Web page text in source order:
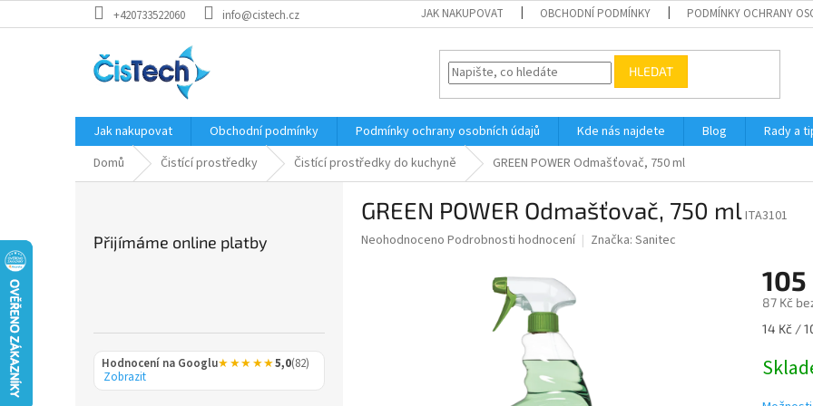
na
+420733522060 info@cistech.cz JAK NAKUPOVAT OBCHODNÍ PODMÍNKY PODMÍNKY OCHRANY
HLEDAT
Jak nakupovat Obchodní podmínky Podmínky ochrany osobních údajů Kde nás najdete Blog Rady a
Domů
Čistící prostředky Čistící prostředky do kuchyně GREEN POWER Odmašťovač, 750 ml
Přijímáme online platby
Hodnocení na Googlu★★★★★5,0(82)
Zobrazit
GREEN POWER Odmašťovač, 750 mlITA3101
Průměrné
Neohodnoceno Podrobnosti hodnocení Značka: Sanitec
105
87 Kč
Měrná
14 Kč /